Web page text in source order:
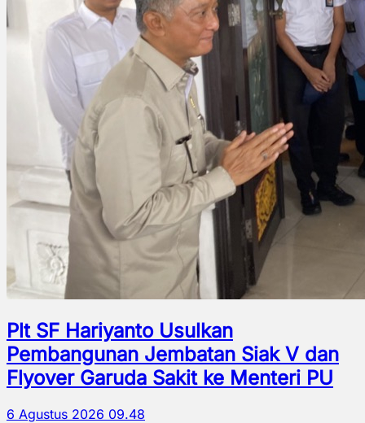
Plt SF Hariyanto Usulkan
Pembangunan Jembatan Siak V dan
Flyover Garuda Sakit ke Menteri PU
6 Agustus 2026 09.48